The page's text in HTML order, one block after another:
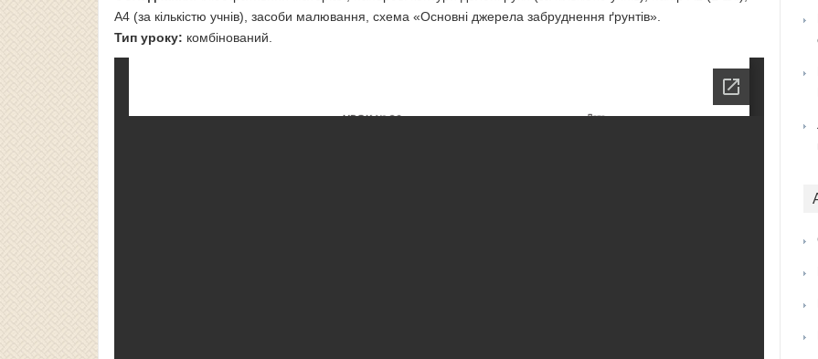
А4 (за кількістю учнів), засоби малювання, схема «Основні джерела забруднення ґрунтів».
Тип уроку: комбінований.